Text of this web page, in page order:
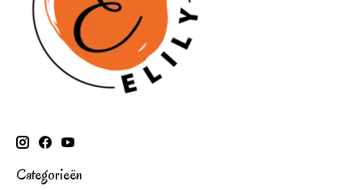
Categorieën